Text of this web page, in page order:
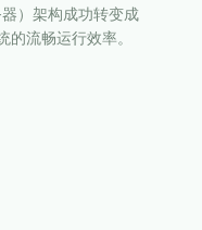
）架构成功转变成
流畅运行效率。